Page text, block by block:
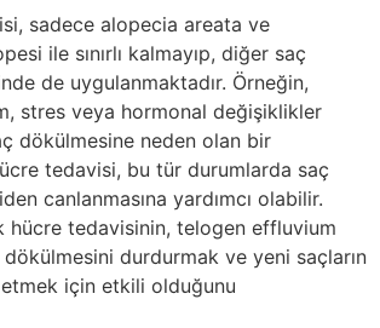
sadece alopecia areata ve
ile sınırlı kalmayıp, diğer saç
de uygulanmaktadır. Örneğin,
stres veya hormonal değişiklikler
dökülmesine neden olan bir
tedavisi, bu tür durumlarda saç
canlanmasına yardımcı olabilir.
hücre tedavisinin, telogen effluvium
dökülmesini durdurmak ve yeni saçların
etmek için etkili olduğunu